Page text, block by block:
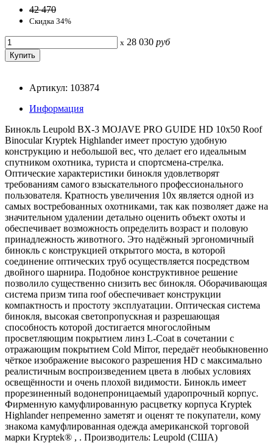
42 470
Скидка 34%
x 28 030 руб
Артикул: 103874
Информация
Бинокль Leupold BX-3 MOJAVE PRO GUIDE HD 10x50 Roof
Binocular Kryptek Highlander имеет простую удобную
конструкцию и небольшой вес, что делает его идеальным
спутником охотника, туриста и спортсмена-стрелка.
Оптические характеристики бинокля удовлетворят
требованиям самого взыскательного профессионального
пользователя. Кратность увеличения 10х является одной из
самых востребованных охотниками, так как позволяет даже на
значительном удалении детально оценить объект охоты и
обеспечивает возможность определить возраст и половую
принадлежность животного. Это надёжный эргономичный
бинокль с конструкцией открытого моста, в которой
соединение оптических труб осуществляется посредством
двойного шарнира. Подобное конструктивное решение
позволило существенно снизить вес бинокля. Оборачивающая
система призм типа roof обеспечивает конструкции
компактность и простоту эксплуатации. Оптическая система
бинокля, высокая светопропускная и разрешающая
способность которой достигается многослойным
просветляющим покрытием линз L-Coat в сочетании с
отражающим покрытием Cold Mirror, передаёт необыкновенно
чёткое изображение высокого разрешения HD с максимально
реалистичным воспроизведением цвета в любых условиях
освещённости и очень плохой видимости. Бинокль имеет
прорезиненный водонепроницаемый ударопрочный корпус.
Фирменную камуфлированную расцветку корпуса Kryptek
Highlander непременно заметят и оценят те покупатели, кому
знакома камуфлированная одежда американской торговой
марки Kryptek® , . Производитель: Leupold (США)